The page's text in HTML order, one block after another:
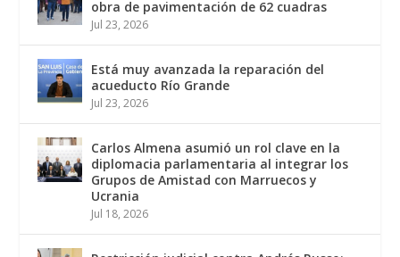
obra de pavimentación de 62 cuadras
Jul 23, 2026
Está muy avanzada la reparación del
acueducto Río Grande
Jul 23, 2026
Carlos Almena asumió un rol clave en la
diplomacia parlamentaria al integrar los
Grupos de Amistad con Marruecos y
Ucrania
Jul 18, 2026